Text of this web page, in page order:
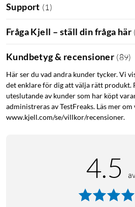
Support (1 )
Fråga Kjell – ställ din fråga här (
Kundbetyg & recensioner (89)
Här ser du vad andra kunder tycker. Vi
det enklare för dig att välja rätt produkt.
uteslutande av kunder som har köpt
administreras av TestFreaks. Läs mer
www.kjell.com/se/villkor/recensioner.
4.5